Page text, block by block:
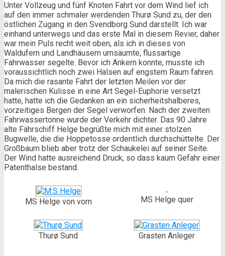
Unter Vollzeug und fünf Knoten Fahrt vor dem Wind lief ich
auf den immer schmaler werdenden Thurø Sund zu, der den
östlichen Zugang in den Svendborg Sund darstellt. Ich war
einhand unterwegs und das erste Mal in diesem Revier, daher
war mein Puls recht weit oben, als ich in dieses von
Waldufern und Landhäusern umsäumte, flussartige
Fahrwasser segelte. Bevor ich Ankern konnte, musste ich
voraussichtlich noch zwei Halsen auf engstem Raum fahren.
Da mich die rasante Fahrt der letzten Meilen vor der
malerischen Kulisse in eine Art Segel-Euphorie versetzt
hatte, hatte ich die Gedanken an ein sicherheitshalberes,
vorzeitiges Bergen der Segel verworfen. Nach der zweiten
Fahrwassertonne wurde der Verkehr dichter. Das 90 Jahre
alte Fährschiff Helge begrüßte mich mit einer stolzen
Bugwelle, die die Hoppetosse ordentlich durchschüttelte. Der
Großbaum blieb aber trotz der Schaukelei auf seiner Seite.
Der Wind hatte ausreichend Druck, so dass kaum Gefahr einer
Patenthalse bestand.
MS Helge von vorn MS Helge quer
Thurø Sund Grasten Anleger